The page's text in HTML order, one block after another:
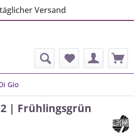
täglicher Versand
Gio
| Frühlingsgrün